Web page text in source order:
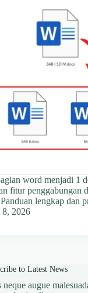
word menjadi 1
fitur penggabungan
lengkap dan
8, 2026
to Latest News
neque augue